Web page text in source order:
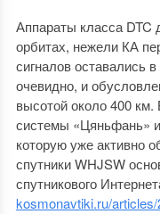
Аппараты класса DTC
орбитах, нежели КА
сигналов оставались
очевидно, и
высотой около 400 км.
системы «Цяньфань»
которую уже активно
спутники WHJSW
спутникового
kosmonavtiki.ru/